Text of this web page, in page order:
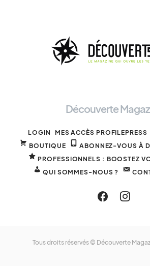
Découverte
LOGIN MES ACCÈS PROFILEPRESS
BOUTIQUE
ABONNEZ-VOUS À
PROFESSIONNELS : BOOSTEZ
QUI SOMMES-NOUS ?
Tous droits réservés © Découverte